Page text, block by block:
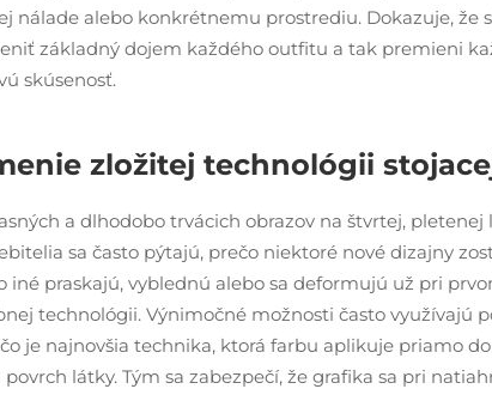
nálade alebo konkrétnemu prostrediu. Dokazuje, že
základný dojem každého outfitu a tak premieni
skúsenosť.
zložitej technológii
a dlhodobo trvácich obrazov na štvrtej,
sa často pýtajú, prečo niektoré nové dizajny
iné praskajú, vyblednú alebo sa deformujú už pri
technológii. Výnimočné možnosti často využívajú
čo je najnovšia technika, ktorá farbu aplikuje priamo
povrch látky. Tým sa zabezpečí, že grafika sa pri